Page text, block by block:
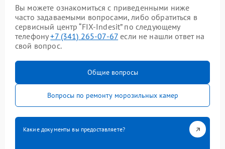
Вы можете ознакомиться с приведенными ниже
часто задаваемыми вопросами, либо обратиться в
сервисный центр “FIX-Indesit” по следующему
телефону+7 (341) 265-07-67 если не нашли ответ на
свой вопрос.
Общие вопросы
Вопросы по ремонту морозильных камер
Какие документы вы предоставляете?